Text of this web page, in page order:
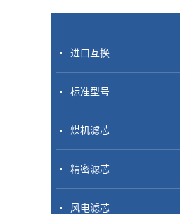
进口互换
标准型号
煤机滤芯
精密滤芯
风电滤芯